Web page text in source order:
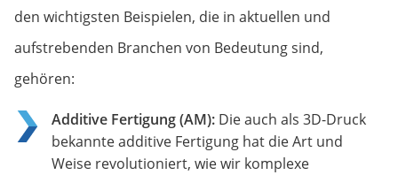
den wichtigsten Beispielen, die in aktuellen und
aufstrebenden Branchen von Bedeutung sind,
gehören:
Additive Fertigung (AM): Die auch als 3D-Druck
bekannte additive Fertigung hat die Art und
Weise revolutioniert, wie wir komplexe